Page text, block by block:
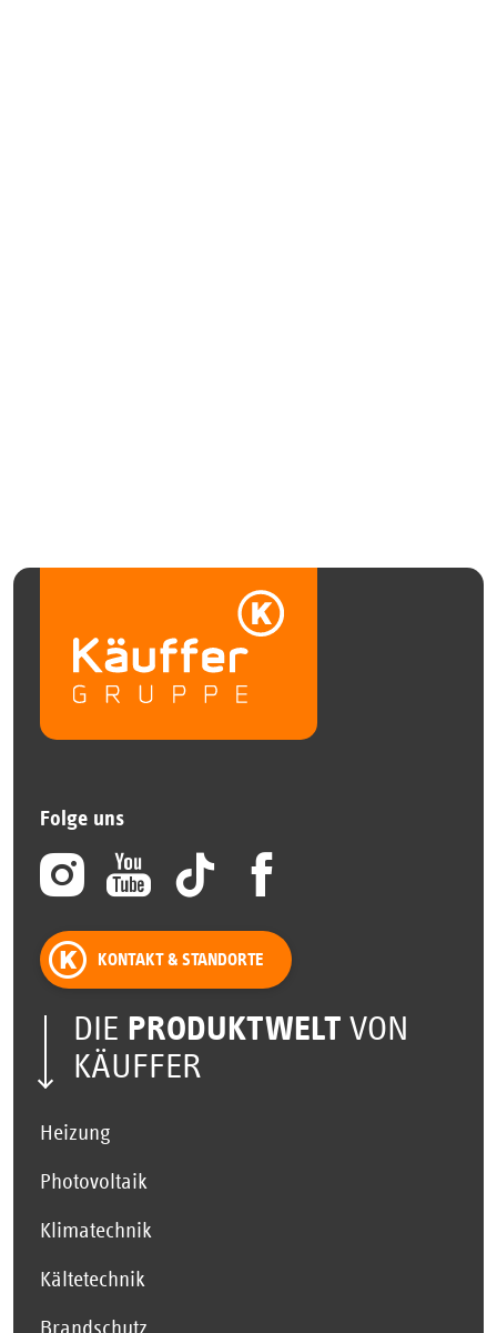
Folge uns
KONTAKT & STANDORTE
DIE PRODUKTWELT VON
KÄUFFER
Heizung
Photovoltaik
Klimatechnik
Kältetechnik
Brandschutz